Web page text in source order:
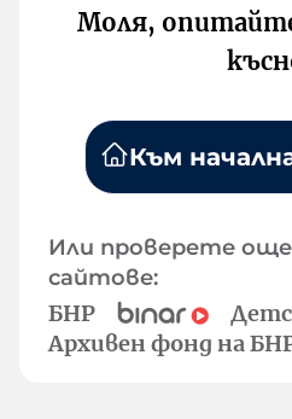
Моля,
Към
Или проверете
сайтове:
БНР
Архивен фонд на